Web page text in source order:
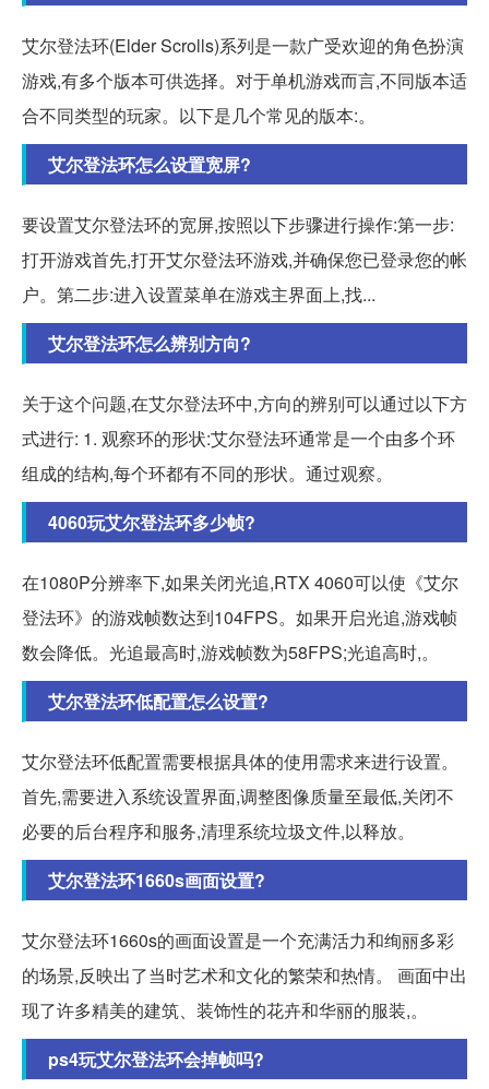
艾尔登法环(Elder Scrolls)系列是一款广受欢迎的角色扮演
游戏,有多个版本可供选择。对于单机游戏而言,不同版本适
合不同类型的玩家。以下是几个常见的版本:。
艾尔登法环怎么设置宽屏?
要设置艾尔登法环的宽屏,按照以下步骤进行操作:第一步:
打开游戏首先,打开艾尔登法环游戏,并确保您已登录您的帐
户。第二步:进入设置菜单在游戏主界面上,找...
艾尔登法环怎么辨别方向?
关于这个问题,在艾尔登法环中,方向的辨别可以通过以下方
式进行: 1. 观察环的形状:艾尔登法环通常是一个由多个环
组成的结构,每个环都有不同的形状。通过观察。
4060玩艾尔登法环多少帧?
在1080P分辨率下,如果关闭光追,RTX 4060可以使《艾尔
登法环》的游戏帧数达到104FPS。如果开启光追,游戏帧
数会降低。光追最高时,游戏帧数为58FPS;光追高时,。
艾尔登法环低配置怎么设置?
艾尔登法环低配置需要根据具体的使用需求来进行设置。
首先,需要进入系统设置界面,调整图像质量至最低,关闭不
必要的后台程序和服务,清理系统垃圾文件,以释放。
艾尔登法环1660s画面设置?
艾尔登法环1660s的画面设置是一个充满活力和绚丽多彩
的场景,反映出了当时艺术和文化的繁荣和热情。 画面中出
现了许多精美的建筑、装饰性的花卉和华丽的服装,。
ps4玩艾尔登法环会掉帧吗?